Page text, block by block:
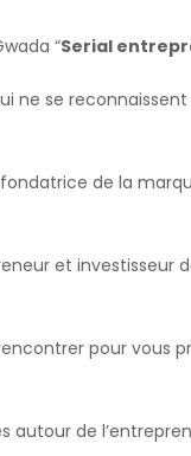
“Serial
ne se
de la
et investisseur
pour vous
autour de